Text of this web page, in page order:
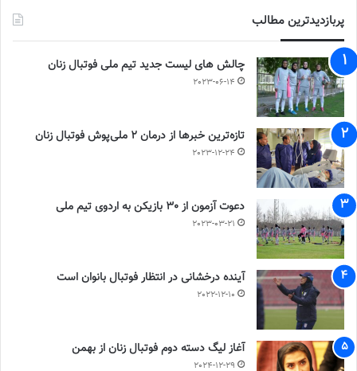
پربازدیدترین مطالب
چالش هاى ليست جدید تيم ملى فوتبال زنان
2023-06-14
تازه‌ترین خبرها از درمان ۲ ملی‌پوش فوتبال زنان
2023-12-24
دعوت آزمون از 30 بازیکن به اردوی تیم ملی
2023-03-21
آینده درخشانی در انتظار فوتبال بانوان است
2022-12-10
آغاز لیگ دسته دوم فوتبال زنان از بهمن
2024-12-29